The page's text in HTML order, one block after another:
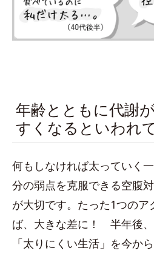
年齢とともに代謝
すくなるといわれ
何もしなければ太っていく
分の弱点を克服できる空腹
が大切です。たった1つの
ば、大きな差に！ 半年後
「太りにくい生活」を今か